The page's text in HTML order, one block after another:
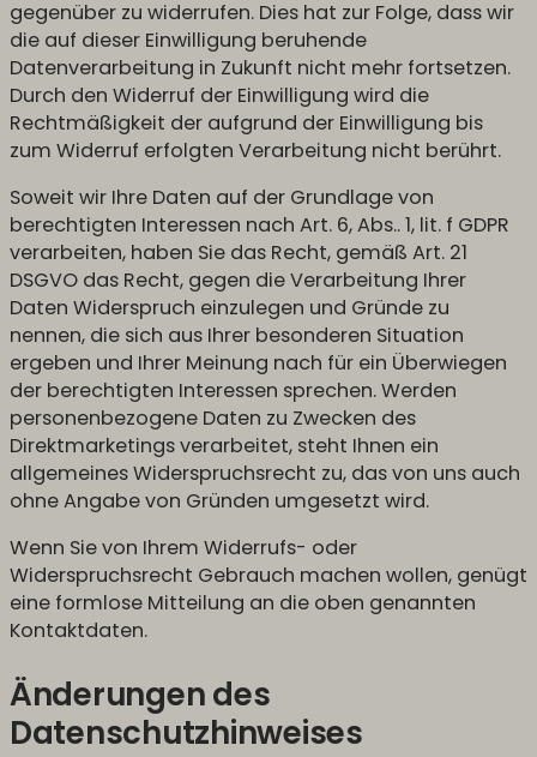
gegenüber zu widerrufen. Dies hat zur Folge, dass wir
die auf dieser Einwilligung beruhende
Datenverarbeitung in Zukunft nicht mehr fortsetzen.
Durch den Widerruf der Einwilligung wird die
Rechtmäßigkeit der aufgrund der Einwilligung bis
zum Widerruf erfolgten Verarbeitung nicht berührt.
Soweit wir Ihre Daten auf der Grundlage von
berechtigten Interessen nach Art. 6, Abs.. 1, lit. f GDPR
verarbeiten, haben Sie das Recht, gemäß Art. 21
DSGVO das Recht, gegen die Verarbeitung Ihrer
Daten Widerspruch einzulegen und Gründe zu
nennen, die sich aus Ihrer besonderen Situation
ergeben und Ihrer Meinung nach für ein Überwiegen
der berechtigten Interessen sprechen. Werden
personenbezogene Daten zu Zwecken des
Direktmarketings verarbeitet, steht Ihnen ein
allgemeines Widerspruchsrecht zu, das von uns auch
ohne Angabe von Gründen umgesetzt wird.
Wenn Sie von Ihrem Widerrufs- oder
Widerspruchsrecht Gebrauch machen wollen, genügt
eine formlose Mitteilung an die oben genannten
Kontaktdaten.
Änderungen des
Datenschutzhinweises